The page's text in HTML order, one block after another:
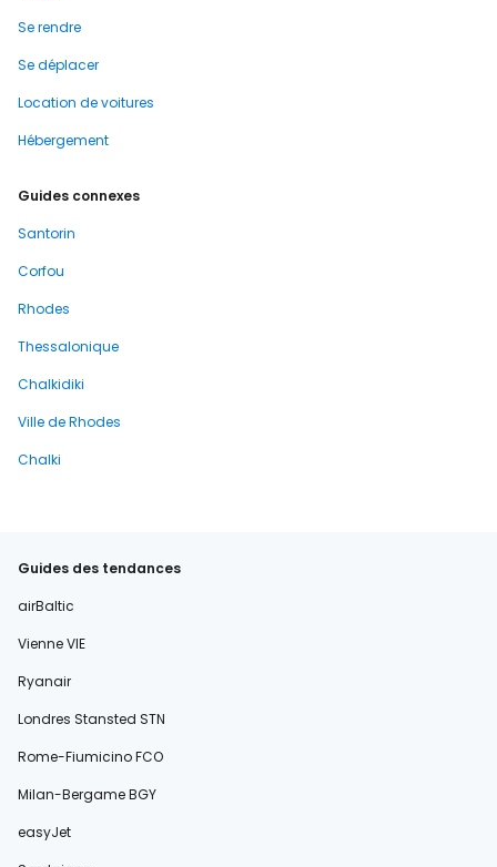
Se rendre
Se déplacer
Location de voitures
Hébergement
Guides connexes
Santorin
Corfou
Rhodes
Thessalonique
Chalkidiki
Ville de Rhodes
Chalki
Guides des tendances
airBaltic
Vienne VIE
Ryanair
Londres Stansted STN
Rome-Fiumicino FCO
Milan-Bergame BGY
easyJet